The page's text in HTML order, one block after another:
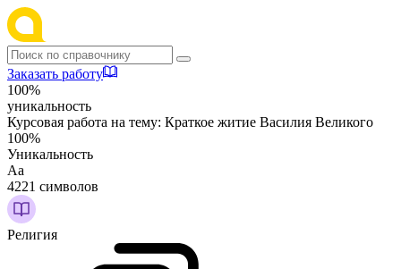
Заказать работу
100%
уникальность
Курсовая работа на тему: Краткое житие Василия Великого
100%
Уникальность
Аа
4221 символов
Религия